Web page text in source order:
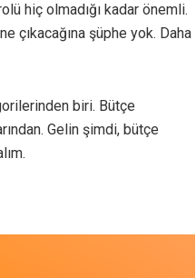
hiç olmadığı kadar önemli.
çıkacağına şüphe yok. Daha
biri. Bütçe
Gelin şimdi, bütçe